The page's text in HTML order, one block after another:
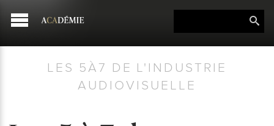
LES 5À7 DE L'INDUSTRIE
AUDIOVISUELLE